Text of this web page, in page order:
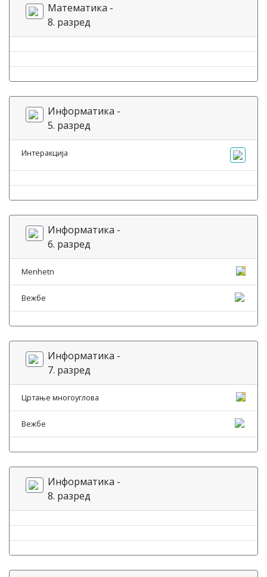
Математика -
8. разред
Информатика -
5. разред
Интеракција
Информатика -
6. разред
Menhetn
Вежбе
Информатика -
7. разред
Цртање многоуглова
Вежбе
Информатика -
8. разред